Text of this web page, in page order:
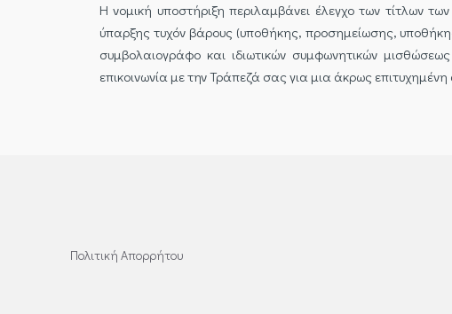
Η νομική υποστήριξη περιλαμβάνει έλεγχο των τίτλων
ύπαρξης τυχόν βάρους (υποθήκης, προσημείωσης,
συμβολαιογράφο και ιδιωτικών συμφωνητικών
επικοινωνία με την Τράπεζά σας για μια άκρως
Πολιτική Απορρήτου